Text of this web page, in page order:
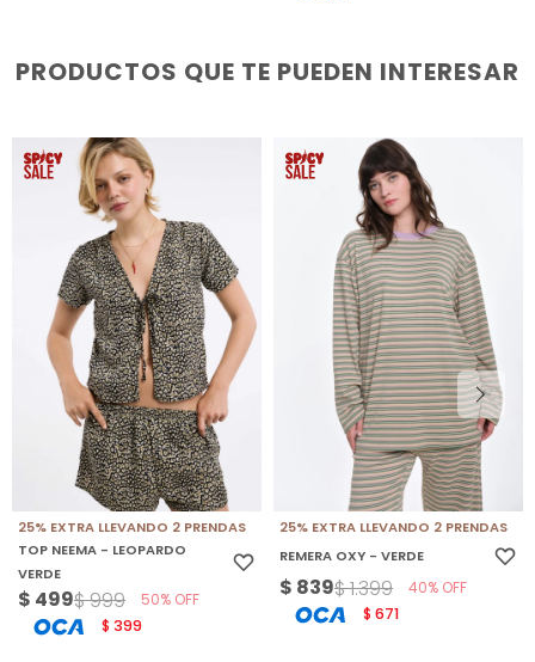
PRODUCTOS QUE TE PUEDEN INTERESAR
25% EXTRA LLEVANDO 2 PRENDAS
TOP NEEMA - LEOPARDO
VERDE
$ 499$999 50
$ 399
25% EXTRA LLEVANDO 2 PRENDAS
REMERA OXY - VERDE
$ 839$1.399 40
$ 671